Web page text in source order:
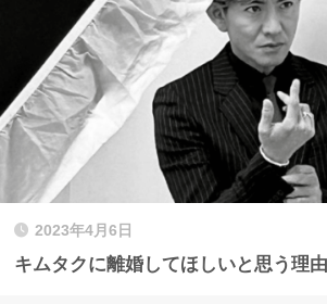
2023年4月6日
キムタクに離婚してほしいと思う理